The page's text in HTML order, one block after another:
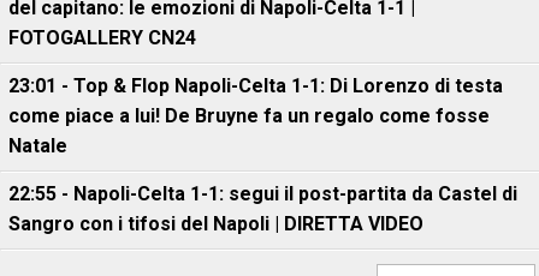
del capitano: le emozioni di Napoli-Celta 1-1 |
FOTOGALLERY CN24
23:01 - Top & Flop Napoli-Celta 1-1: Di Lorenzo di testa
come piace a lui! De Bruyne fa un regalo come fosse
Natale
22:55 - Napoli-Celta 1-1: segui il post-partita da Castel di
Sangro con i tifosi del Napoli | DIRETTA VIDEO